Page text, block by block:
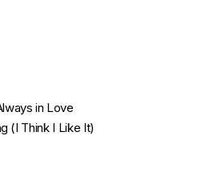
in Love
(I Think I Like It)